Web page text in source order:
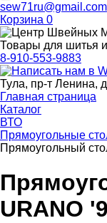
sew71ru@gmail.com
Корзина 0
Товары для шитья
8-910-553-9883
Тула, пр-т Ленина,
Главная страница
Каталог
ВТО
Прямоугольные
Прямоугольный
URANO